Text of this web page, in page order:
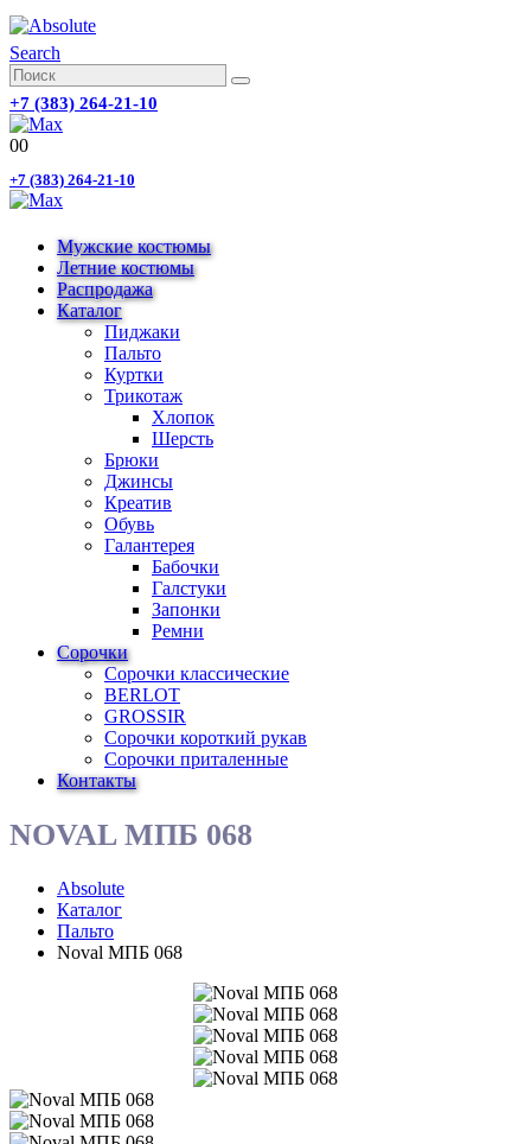
Search
+7 (383) 264-21-10
00
+7 (383) 264-21-10
Мужские костюмы
Летние костюмы
Распродажа
Каталог
Пиджаки
Пальто
Куртки
Трикотаж
Хлопок
Шерсть
Брюки
Джинсы
Креатив
Обувь
Галантерея
Бабочки
Галстуки
Запонки
Ремни
Сорочки
Сорочки классические
BERLOT
GROSSIR
Сорочки короткий рукав
Сорочки приталенные
Контакты
NOVAL МПБ 068
Absolute
Каталог
Пальто
Noval МПБ 068